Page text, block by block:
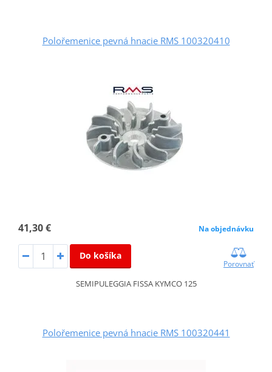
Polořemenice pevná hnacie RMS 100320410
41,30 € Na objednávku
Do košíka
Porovnať
SEMIPULEGGIA FISSA KYMCO 125
Polořemenice pevná hnacie RMS 100320441